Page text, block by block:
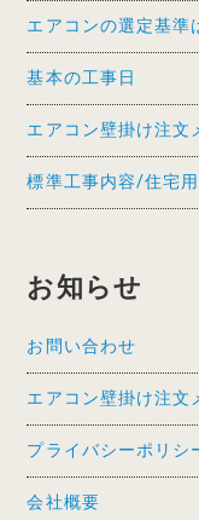
エアコンの選定基準
基本の工事日
エアコン壁掛け注
標準工事内容/住宅
お知らせ
お問い合わせ
エアコン壁掛け注
プライバシーポリシ
会社概要